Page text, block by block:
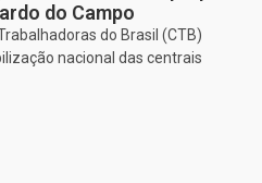
do Campo
do Brasil (CTB)
nacional das centrais